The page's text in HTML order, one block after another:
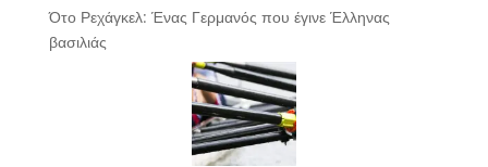
Ότο Ρεχάγκελ: Ένας Γερμανός που έγινε Έλληνας
βασιλιάς